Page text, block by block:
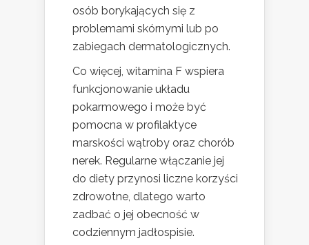
osób borykających się z
problemami skórnymi lub po
zabiegach dermatologicznych.
Co więcej, witamina F wspiera
funkcjonowanie układu
pokarmowego i może być
pomocna w profilaktyce
marskości wątroby oraz chorób
nerek. Regularne włączanie jej
do diety przynosi liczne korzyści
zdrowotne, dlatego warto
zadbać o jej obecność w
codziennym jadłospisie.